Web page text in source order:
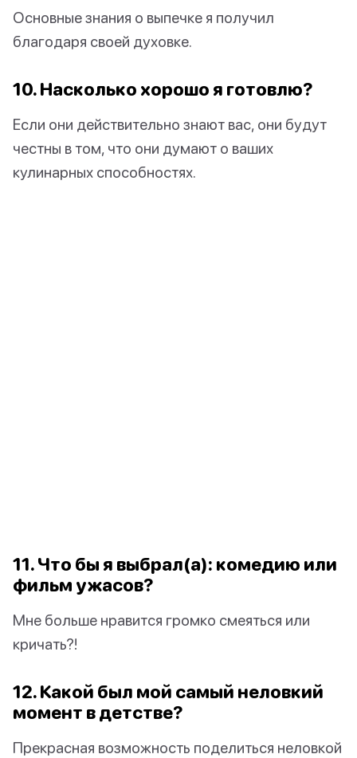
Основные знания о выпечке я получил
благодаря своей духовке.
10. Насколько хорошо я готовлю?
Если они действительно знают вас, они будут
честны в том, что они думают о ваших
кулинарных способностях.
11. Что бы я выбрал(а): комедию или
фильм ужасов?
Мне больше нравится громко смеяться или
кричать?!
12. Какой был мой самый неловкий
момент в детстве?
Прекрасная возможность поделиться неловкой